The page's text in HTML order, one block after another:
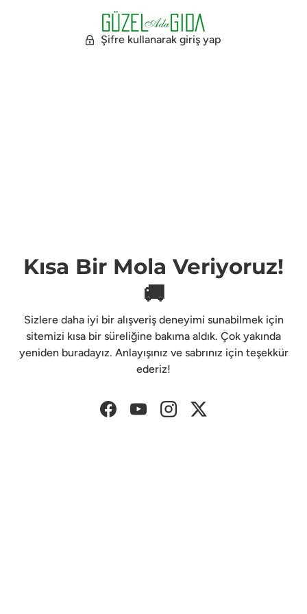
Şifre kullanarak giriş yap
Kısa Bir Mola Veriyoruz!
🚚
Sizlere daha iyi bir alışveriş deneyimi sunabilmek için
sitemizi kısa bir süreliğine bakıma aldık. Çok yakında
yeniden buradayız. Anlayışınız ve sabrınız için teşekkür
ederiz!
FacebookYouTubeInstagramTwitter